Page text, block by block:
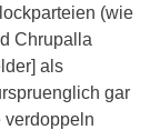
(wie
Chrupalla
als
gar
verdoppeln